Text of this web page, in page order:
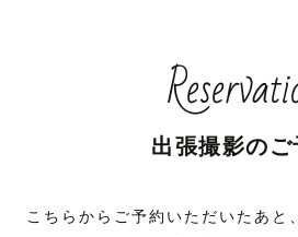
出張撮影のご
こちらからご予約いただいたあと